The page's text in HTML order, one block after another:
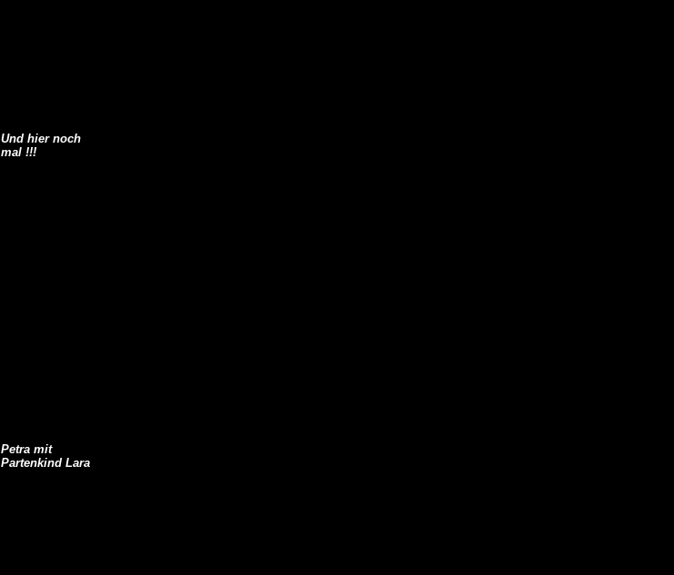
Und hier noch
mal !!!
Petra mit
Partenkind Lara